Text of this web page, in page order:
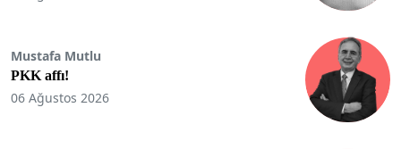
Mustafa Mutlu
PKK affı!
06 Ağustos 2026